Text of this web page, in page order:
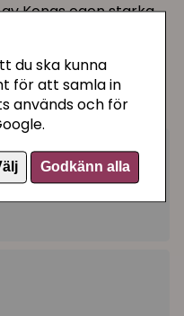
du ska kunna
för att samla in
används och för
Godkänn alla
Kongs egen starka
cm
Utgått